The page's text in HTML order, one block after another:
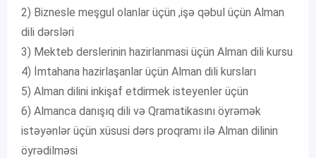
2) Biznesle meşgul olanlar üçün ,işə qəbul üçün Alman
dili dərsləri
3) Mekteb derslerinin hazirlanmasi üçün Alman dili kursu
4) İmtahana hazirlaşanlar üçün Alman dili kursları
5) Alman dilini inkişaf etdirmek isteyenler üçün
6) Almanca danışıq dili və Qramatikasını öyrəmək
istəyənlər üçün xüsusi dərs proqramı ilə Alman dilinin
öyrədilməsi